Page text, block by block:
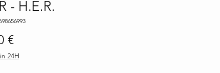
- H.E.R.
€Prezzo
24H